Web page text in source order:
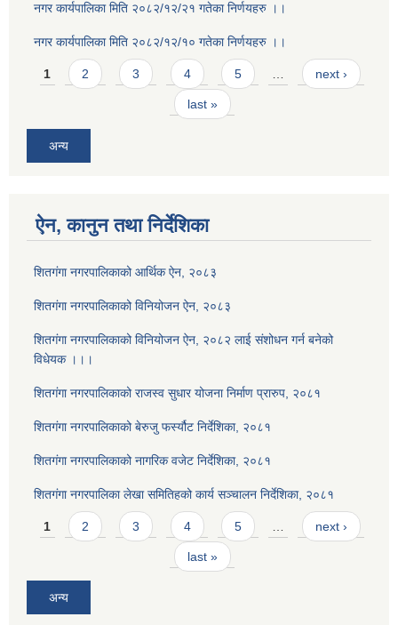
नगर कार्यपालिका मिति २०८२/१२/२१ गतेका निर्णयहरु ।।
नगर कार्यपालिका मिति २०८२/१२/१० गतेका निर्णयहरु ।।
Pages
1 2 3 4 5 … next ›
last »
अन्य
ऐन, कानुन तथा निर्देशिका
शितगंगा नगरपालिकाको आर्थिक ऐन, २०८३
शितगंगा नगरपालिकाको विनियोजन ऐन, २०८३
शितगंगा नगरपालिकाको विनियोजन ऐन, २०८२ लाई संशोधन गर्न बनेको
विधेयक ।।।
शितगंगा नगरपालिकाको राजस्व सुधार योजना निर्माण प्रारुप, २०८१
शितगंगा नगरपालिकाको बेरुजु फर्स्यौट निर्देशिका, २०८१
शितगंगा नगरपालिकाको नागरिक वजेट निर्देशिका, २०८१
शितगंगा नगरपालिका लेखा समितिहको कार्य सञ्चालन निर्देशिका, २०८१
Pages
1 2 3 4 5 next ›
last »
अन्य